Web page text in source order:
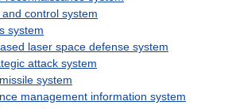
control system
system
laser space defense system
attack system
system
management information system